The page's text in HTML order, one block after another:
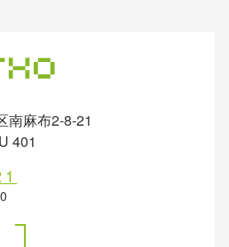
南麻布2-8-21
401